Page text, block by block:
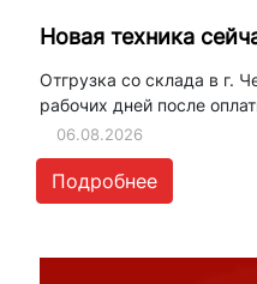
Новая техника
Отгрузка со склада в г.
рабочих дней после
06.08.2026
Подробнее